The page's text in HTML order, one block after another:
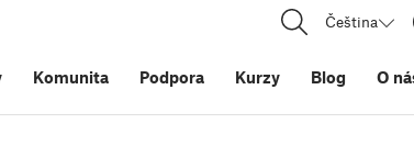
Čeština
Komunita Podpora Kurzy Blog O